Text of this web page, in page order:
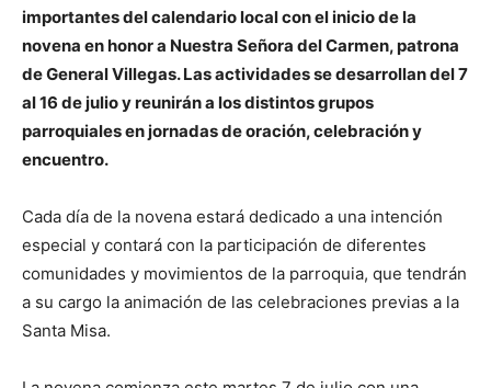
importantes del calendario local con el inicio de la
novena en honor a Nuestra Señora del Carmen, patrona
de General Villegas. Las actividades se desarrollan del 7
al 16 de julio y reunirán a los distintos grupos
parroquiales en jornadas de oración, celebración y
encuentro.
Cada día de la novena estará dedicado a una intención
especial y contará con la participación de diferentes
comunidades y movimientos de la parroquia, que tendrán
a su cargo la animación de las celebraciones previas a la
Santa Misa.